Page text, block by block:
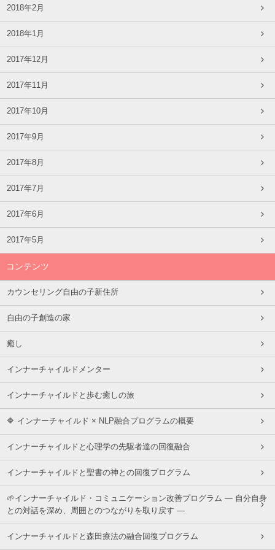
2018年2月
2018年1月
2017年12月
2017年11月
2017年10月
2017年9月
2017年8月
2017年7月
2017年6月
2017年5月
コンテンツ
カウンセリング自由の子新住所
自由の子創造の家
癒し
インナーチャイルドメンター
インナーチャイルドと歩む癒しの旅
🔷 インナーチャイルド × NLP融合プログラムの概要
インナーチャイルドと心理学の先駆者達の回復融合
インナーチャイルドと聖書の神との回復プログラム
🌱インナーチャイルド・コミュニケーション改善プログラム ― 自分自身
との対話を深め、周囲とのつながりを取り戻す ―
インナーチャイルドと森田療法の融合回復プログラム